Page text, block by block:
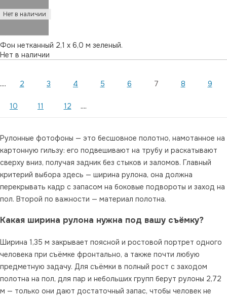
Фон нетканный 2,1 х 6,0 м зеленый.
Нет в наличии
.... 2 3 4 5 6 7 8 9
10 11 12 ....
Рулонные фотофоны — это бесшовное полотно, намотанное на
картонную гильзу: его подвешивают на трубу и раскатывают
сверху вниз, получая задник без стыков и заломов. Главный
критерий выбора здесь — ширина рулона, она должна
перекрывать кадр с запасом на боковые подвороты и заход на
пол. Второй по важности — материал полотна.
Какая ширина рулона нужна под вашу съёмку?
Ширина 1,35 м закрывает поясной и ростовой портрет одного
человека при съёмке фронтально, а также почти любую
предметную задачу. Для съёмки в полный рост с заходом
полотна на пол, для пар и небольших групп берут рулоны 2,72
м — только они дают достаточный запас, чтобы человек не